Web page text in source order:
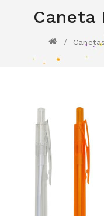
Caneta
Canetas